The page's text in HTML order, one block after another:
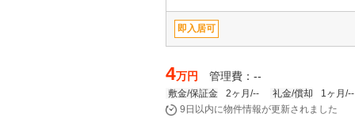
即入居可
4万円 管理費：--
敷金/保証金 2ヶ月/-- 礼金/償却
1ヶ月/--
9日以内に物件情報が更新されました